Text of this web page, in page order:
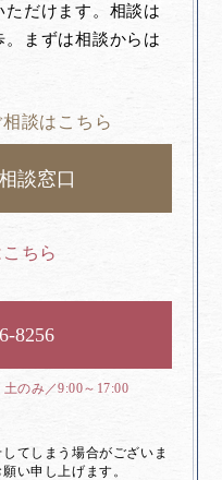
だけます。相談は
まずは相談からは
談はこちら
談窓口
ちら
8256
のみ／9:00～17:00
てしまう場合がございま
い申し上げます。